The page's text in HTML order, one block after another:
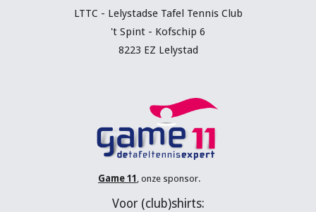
LTTC - Lelystadse Tafel Tennis Club
't Spint - Kofschip 6
8223 EZ Lelystad
Game 11 , onze sponsor.
Voor (club)shirts: